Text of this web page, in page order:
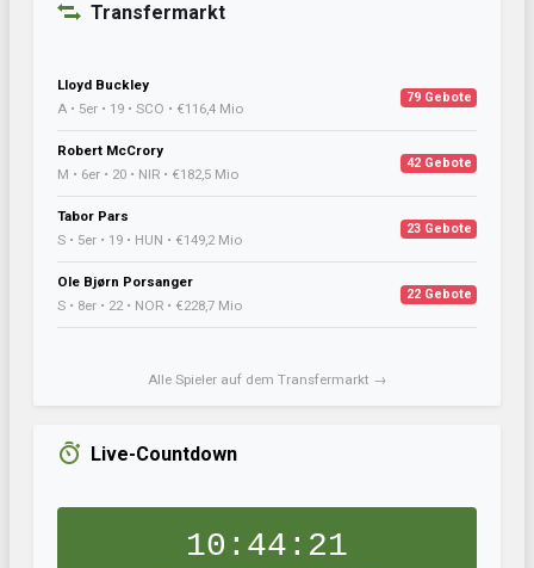
Transfermarkt
Lloyd Buckley
A • 5er • 19 • SCO • €116,4 Mio
79 Gebote
Robert McCrory
M • 6er • 20 • NIR • €182,5 Mio
42 Gebote
Tabor Pars
S • 5er • 19 • HUN • €149,2 Mio
23 Gebote
Ole Bjørn Porsanger
S • 8er • 22 • NOR • €228,7 Mio
22 Gebote
Alle Spieler auf dem Transfermarkt →
Live-Countdown
10:44:20